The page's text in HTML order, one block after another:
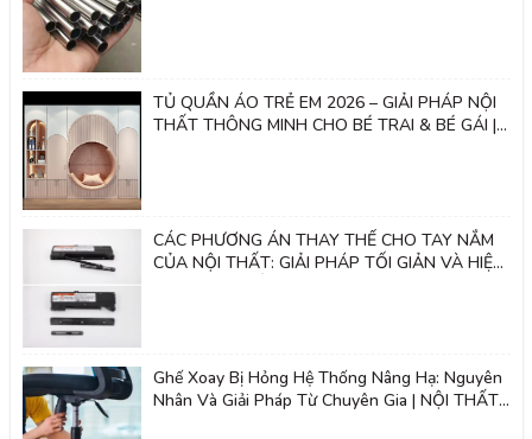
TỦ QUẦN ÁO TRẺ EM 2026 – GIẢI PHÁP NỘI
THẤT THÔNG MINH CHO BÉ TRAI & BÉ GÁI |
CÁC PHƯƠNG ÁN THAY THẾ CHO TAY NẮM
CỦA NỘI THẤT: GIẢI PHÁP TỐI GIẢN VÀ HIỆN
Ghế Xoay Bị Hỏng Hệ Thống Nâng Hạ: Nguyên
Nhân Và Giải Pháp Từ Chuyên Gia | NỘI THẤT